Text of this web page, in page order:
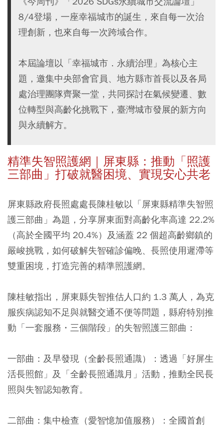
8/4登場，一座幸福城市的誕生，來自每一次治
理創新，也來自每一次跨域合作。
本屆論壇以「幸福城市．永續治理」為核心主
題，邀集中央部會官員、地方縣市首長以及各局
處治理團隊齊聚一堂，共同探討在氣候變遷、數
位轉型與高齡化挑戰下，臺灣城市發展的新方向
與永續解方。
精準失智照護網｜屏東縣：推動「照護
三部曲」打破就醫困境、實現安心共老
屏東縣政府長照處處長陳桂敏以「屏東縣精準失智照
護三部曲」為題，分享屏東面對高齡化率高達 22.2%
（高於全國平均 20.4%）及涵蓋 22 個超高齡鄉鎮的
嚴峻挑戰，如何破解失智確診偏晚、長照使用遲滯等
雙重困境，打造完善的精準照護網。
陳桂敏指出，屏東縣失智推估人口約 1.3 萬人，為克
服疾病認知不足與就醫交通不便等問題，縣府特別推
動「一套服務・三個階段」的失智照護三部曲：
一部曲：及早發現（全齡長照通識）
：透過「好屏生
活長照館」及「全齡長照通識月」活動，推動全民長
照與失智認知教育。
二部曲：集中檢查（愛智憶加值服務）
：全國首創